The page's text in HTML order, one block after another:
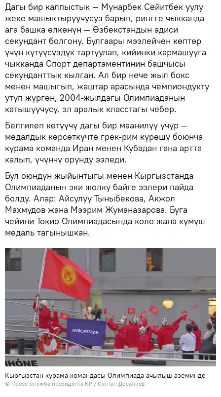
Дагы бир калпыстык — Мунарбек Сейитбек уулу
жеке машыктыруучусуз барып, рингге чыкканда
ага башка өлкөнүн — Өзбекстандын адиси
секундант болгону. Булгаары мээлейчен көптөр
үчүн күтүүсүздүк тартуулап, кийинки кармашууга
чыкканда Спорт департаментинин башчысы
секунданттык кылган. Ал бир нече жыл бокс
менен машыгып, жаштар арасында чемпиондукту
утуп жүргөн, 2004-жылдагы Олимпиаданын
катышуучусу, эл аралык класстагы чебер.
Белгилеп кетүүчү дагы бир маанилүү учур —
медалдык көрсөткүчтө грек-рим күрөшү боюнча
курама команда Иран менен Кубадан гана артта
калып, үчүнчү орунду ээледи.
Бул оюндун жыйынтыгы менен Кыргызстанда
Олимпиаданын эки жолку байге ээлери пайда
болду. Алар: Айсулуу Тыныбекова, Акжол
Махмудов жана Мээрим Жуманазарова. Буга
чейини Токио Олимпиадасында коло жана күмүш
медаль тагынышкан.
Кыргызстан курама командасы Олимпиада ачылыш аземинде
© Пресс-служба президента КР / Султан Досалиев